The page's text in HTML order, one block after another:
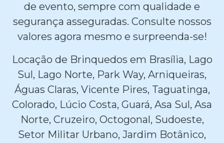
de evento, sempre com qualidade e
segurança asseguradas. Consulte nossos
valores agora mesmo e surpreenda-se!
Locação de Brinquedos em Brasília, Lago
Sul, Lago Norte, Park Way, Arniqueiras,
Águas Claras, Vicente Pires, Taguatinga,
Colorado, Lúcio Costa, Guará, Asa Sul, Asa
Norte, Cruzeiro, Octogonal, Sudoeste,
Setor Militar Urbano, Jardim Botânico,